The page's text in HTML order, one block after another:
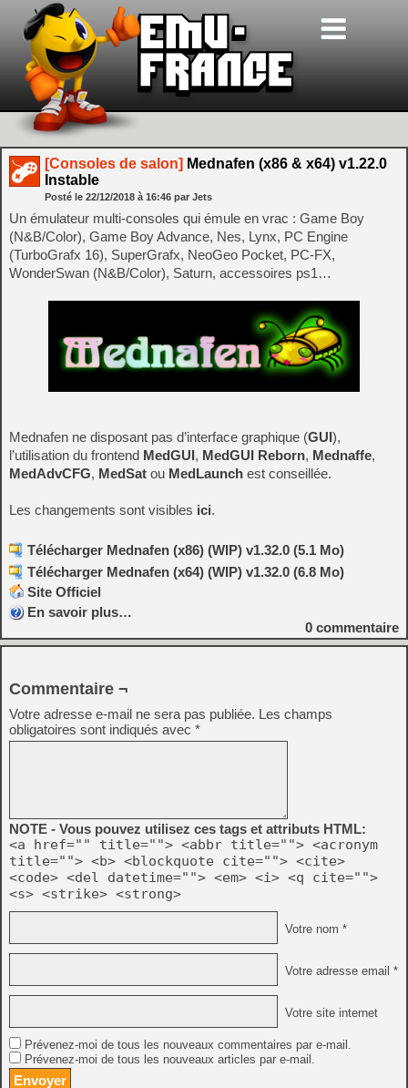
[Consoles de salon] Mednafen (x86 & x64) v1.22.0
Instable
Posté le 22/12/2018 à 16:46 par Jets
Un émulateur multi-consoles qui émule en vrac : Game Boy
(N&B/Color), Game Boy Advance, Nes, Lynx, PC Engine
(TurboGrafx 16), SuperGrafx, NeoGeo Pocket, PC-FX,
WonderSwan (N&B/Color), Saturn, accessoires ps1…
Mednafen ne disposant pas d’interface graphique (GUI),
l’utilisation du frontend MedGUI, MedGUI Reborn, Mednaffe,
MedAdvCFG, MedSat ou MedLaunch est conseillée.
Les changements sont visibles ici.
Télécharger Mednafen (x86) (WIP) v1.32.0 (5.1 Mo)
Télécharger Mednafen (x64) (WIP) v1.32.0 (6.8 Mo)
Site Officiel
En savoir plus…
0 commentaire
Commentaire ¬
Votre adresse e-mail ne sera pas publiée. Les champs
obligatoires sont indiqués avec *
NOTE - Vous pouvez utilisez ces tags et attributs HTML:
<a href="" title=""> <abbr title=""> <acronym
title=""> <b> <blockquote cite=""> <cite>
<code> <del datetime=""> <em> <i> <q cite="">
<s> <strike> <strong>
Votre nom *
Votre adresse email *
Votre site internet
Prévenez-moi de tous les nouveaux commentaires par e-mail.
Prévenez-moi de tous les nouveaux articles par e-mail.